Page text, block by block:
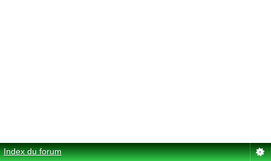
Index du forum